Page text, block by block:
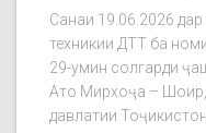
Санаи 19.06.2026
техникии ДТТ ба
29-умин солгарди
Ато Мирхоҷа – Шоир,
давлатии